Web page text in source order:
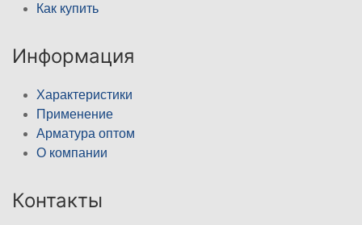
Как купить
Информация
Характеристики
Применение
Арматура оптом
О компании
Контакты